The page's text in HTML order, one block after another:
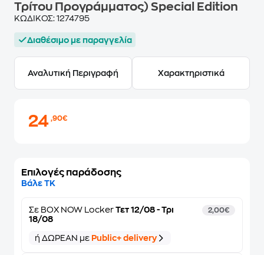
Τρίτου Προγράμματος) Special Edition
ΚΩΔΙΚΟΣ: 1274795
Διαθέσιμο με παραγγελία
Αναλυτική Περιγραφή Χαρακτηριστικά
24,90€
Επιλογές παράδοσης
Βάλε ΤΚ
Σε BOX NOW Locker Τετ 12/08 - Τρι
18/08
2,00€
ή ΔΩΡΕΑΝ με Public+ delivery